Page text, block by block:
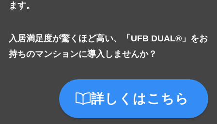
ます。
入居満足度が驚くほど高い、「UFB DUAL®」をお
持ちのマンションに導入しませんか？
詳しくはこちら